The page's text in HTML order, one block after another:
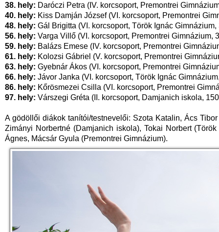
38. hely: Daróczi Petra (IV. korcsoport, Premontrei
40. hely: Kiss Damján József (VI. korcsoport, Premontrei
48. hely: Gál Brigitta (VI. korcsoport, Török Ignác
56. hely: Varga Villő (VI. korcsoport, Premontrei Gimnázium,
59. hely: Balázs Emese (IV. korcsoport, Premontrei
61. hely: Kolozsi Gábriel (V. korcsoport, Premontrei
63. hely: Gyebnár Ákos (VI. korcsoport, Premontrei
66. hely: Jávor Janka (VI. korcsoport, Török Ignác
86. hely: Kőrösmezei Csilla (VI. korcsoport, Premontrei
97. hely: Várszegi Gréta (II. korcsoport, Damjanich iskola,
A gödöllői diákok tanítói/testnevelői: Szota Katalin, Ács
Zimányi Norbertné (Damjanich iskola), Tokai Norbert
Ágnes, Mácsár Gyula (Premontrei Gimnázium).